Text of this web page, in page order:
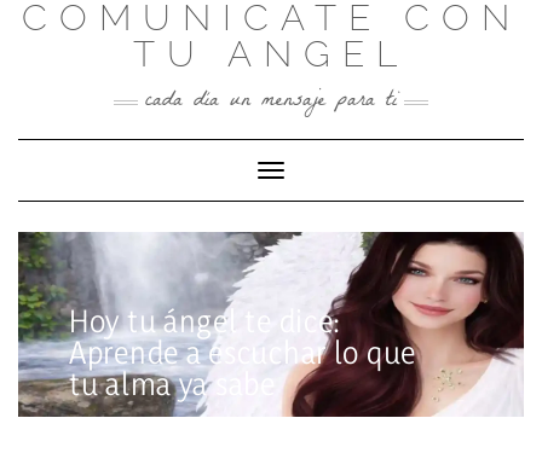
SkipCOMUNICATE CON
TU ANGEL
cada día un mensaje para ti
Toggle Navigation
Hoy tu ángel te dice:
Aprende a escuchar lo que
tu alma ya sabe